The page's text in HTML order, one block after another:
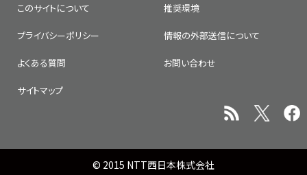
このサイトについて 推奨環境
プライバシーポリシー 情報の外部送信について
よくある質問 お問い合わせ
サイトマップ
© 2015 NTT西日本株式会社